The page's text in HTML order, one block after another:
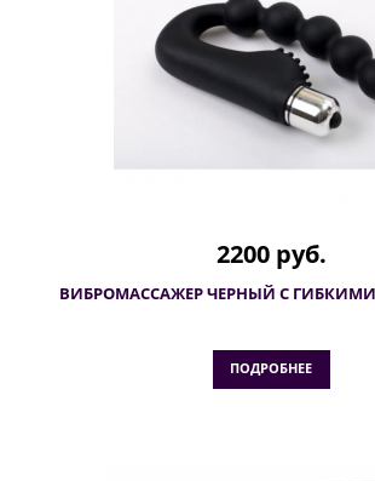
2200 руб.
ВИБРОМАССАЖЕР ЧЕРНЫЙ С
ПОДРОБНЕЕ